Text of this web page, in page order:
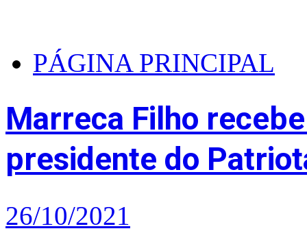
PÁGINA PRINCIPAL
Marreca Filho
presidente do
26/10/2021